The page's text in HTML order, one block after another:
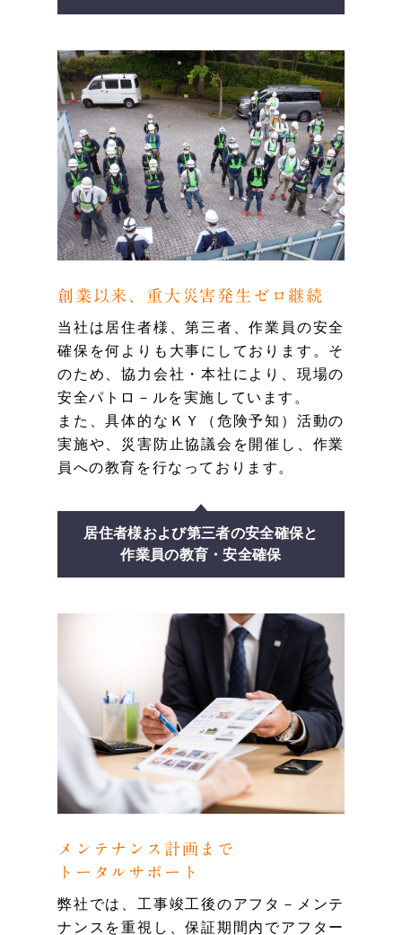
創業以来、重大災害発生ゼロ継続
当社は居住者様、第三者、作業員の安全
確保を何よりも大事にしております。そ
のため、協力会社・本社により、現場の
安全パトロ－ルを実施しています。
また、具体的なＫＹ（危険予知）活動の
実施や、災害防止協議会を開催し、作業
員への教育を行なっております。
居住者様および第三者の安全確保と
作業員の教育・安全確保
メンテナンス計画まで
トータルサポート
弊社では、工事竣工後のアフタ－メンテ
ナンスを重視し、保証期間内でアフター